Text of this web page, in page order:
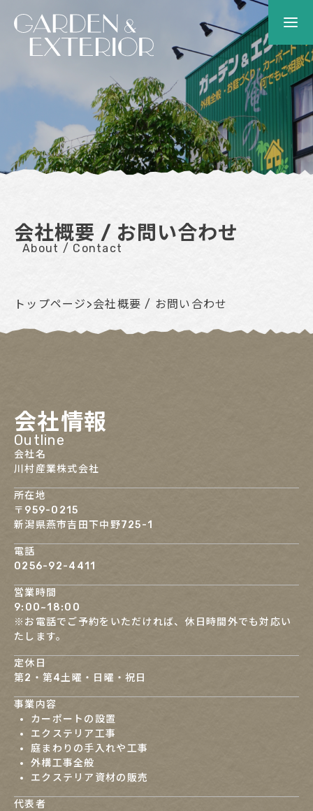
会社概要 / お問い合わせ
About / Contact
トップページ >会社概要 / お問い合わせ
会社情報
Outline
会社名
川村産業株式会社
所在地
〒959-0215
​​​​​​​新潟県燕市吉田下中野725-1
電話
0256-92-4411
営業時間
9:00~18:00
※お電話でご予約をいただければ、休日時間外でも対応い
たします。
定休日
第2・第4土曜・日曜・祝日
事業内容
カーポートの設置
エクステリア工事
庭まわりの手入れや工事
外構工事全般
エクステリア資材の販売
代表者